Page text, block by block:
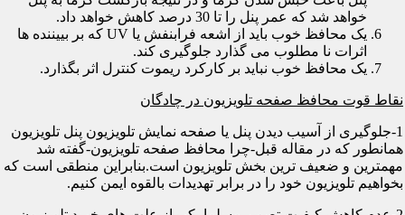
خواهد شد که عمر پنل را تا 30 درصد کاهش خواهد داد.
یک محافظ خوب باید از اشعه فرابنفش یا UV که بر بییننده ها
اثرات نا مطلوب می گذارد جلوگیری کند.
یک محافظ خوب نباید بر کارکرد ریموت کنترل اثر بگذارد.
نقاط قوت محافظ صفحه تلویزیون در چادگان
1-جلوگیری از آسیب دیدن پنل یا صفحه نمایش تلویزیون پنل تلویزیون
همانطور که در مقاله قبل-چرا محافظ صفحه تلویزیون-گفته شد
مهمترین و ضعیف ترین بخش تلویزیون است.بنابراین منطقی است که
بخواهیم تلویزیون خود را در برابر تهدیدات بالقوه ایمن کنیم.